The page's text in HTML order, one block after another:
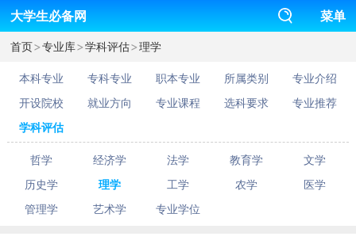
大学生必备网 菜单
首页>专业库>学科评估>理学
本科专业 专科专业 职本专业 所属类别
专业介绍
开设院校
就业方向 专业课程 选科要求
专业推荐
学科评估
哲学 经济学 法学 教育学
文学
历史学
理学 工学 农学
医学
管理学
艺术学 专业学位